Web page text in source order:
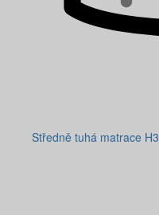
Středně tuhá matrace H3